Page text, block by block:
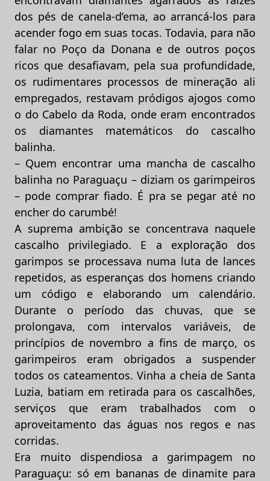
dos pés de canela-d’ema, ao arrancá-los para
acender fogo em suas tocas. Todavia, para não
falar no Poço da Donana e de outros poços
ricos que desafiavam, pela sua profundidade,
os rudimentares processos de mineração ali
empregados, restavam pródigos ajogos como
o do Cabelo da Roda, onde eram encontrados
os diamantes matemáticos do cascalho
balinha.
– Quem encontrar uma mancha de cascalho
balinha no Paraguaçu – diziam os garimpeiros
– pode comprar fiado. É pra se pegar até no
encher do carumbé!
A suprema ambição se concentrava naquele
cascalho privilegiado. E a exploração dos
garimpos se processava numa luta de lances
repetidos, as esperanças dos homens criando
um código e elaborando um calendário.
Durante o período das chuvas, que se
prolongava, com intervalos variáveis, de
princípios de novembro a fins de março, os
garimpeiros eram obrigados a suspender
todos os cateamentos. Vinha a cheia de Santa
Luzia, batiam em retirada para os cascalhões,
serviços que eram trabalhados com o
aproveitamento das águas nos regos e nas
corridas.
Era muito dispendiosa a garimpagem no
Paraguaçu: só em bananas de dinamite para